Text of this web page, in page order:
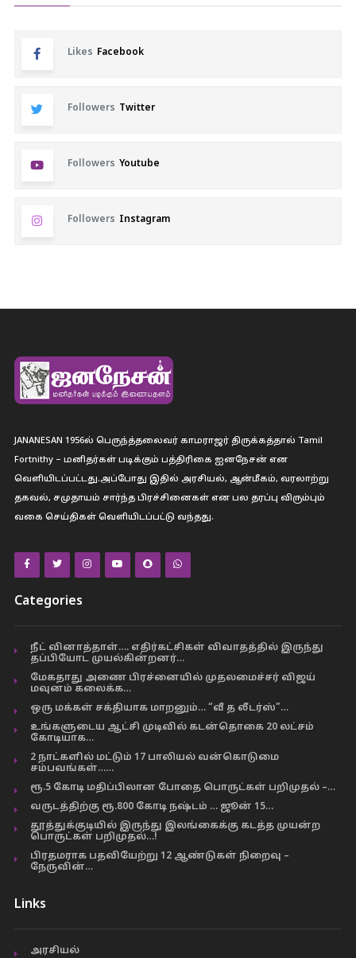
Likes Facebook
Followers Twitter
Followers Youtube
Followers Instagram
JANANESAN 1956ல் பெருந்த்தலைவர் காமராஜர் திருக்கத்தால் Tamil
Fortnithy – மனிதர்கள் படிக்கும் பத்திரிகை ஐனநேசன் என
வெளியிடப்பட்டது.அப்போது இதில் அரசியல், ஆன்மீகம், வரலாற்று
தகவல், சமுதாயம் சார்ந்த பிரச்சினைகள் என பல தரப்பு விரும்பும்
வகை செய்திகள் வெளியிடப்பட்டு வந்தது.
Categories
நீட் வினாத்தாள்…. எதிர்கட்சிகள் விவாதத்தில் இருந்து
தப்பியோட முயல்கின்றனர்…
மேகதாது அணை பிரச்னையில் முதலமைச்சர் விஜய்
மவுனம் கலைக்க…
ஒரு மக்கள் சக்தியாக மாறனும்… “வீ த லீடர்ஸ்”…
உங்களுடைய ஆட்சி முடிவில் கடன்தொகை 20 லட்சம்
கோடியாக…
2 நாட்களில் மட்டும் 17 பாலியல் வன்கொடுமை
சம்பவங்கள்……
ரூ.5 கோடி மதிப்பிலான போதை பொருட்கள் பறிமுதல் –…
வருடத்திற்கு ரூ.800 கோடி நஷ்டம் … ஜூன் 15…
தூத்துக்குடியில் இருந்து இலங்கைக்கு கடத்த முயன்ற
பொருட்கள் பறிமுதல்…!
பிரதமராக பதவியேற்று 12 ஆண்டுகள் நிறைவு –
நேருவின்…
Links
அரசியல்